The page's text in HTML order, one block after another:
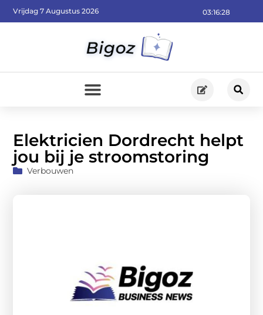
03:16:29
Vrijdag 7 Augustus 2026
Elektricien Dordrecht helpt
jou bij je stroomstoring
Verbouwen